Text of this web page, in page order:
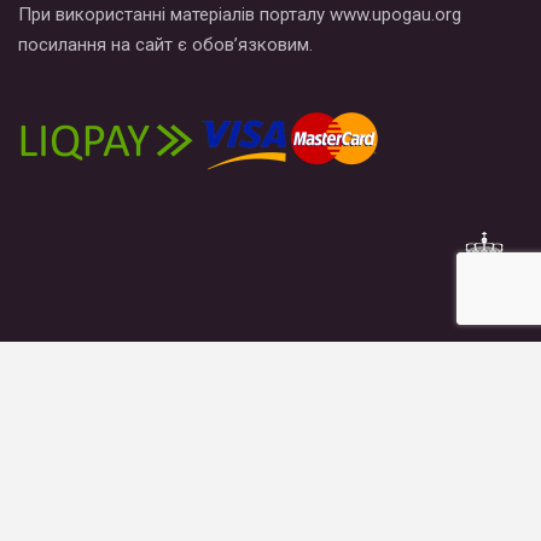
При використанні матеріалів порталу www.upogau.org
посилання на сайт є обов’язковим.